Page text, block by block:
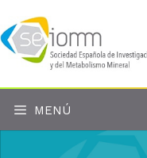
al
contenido
MENÚ